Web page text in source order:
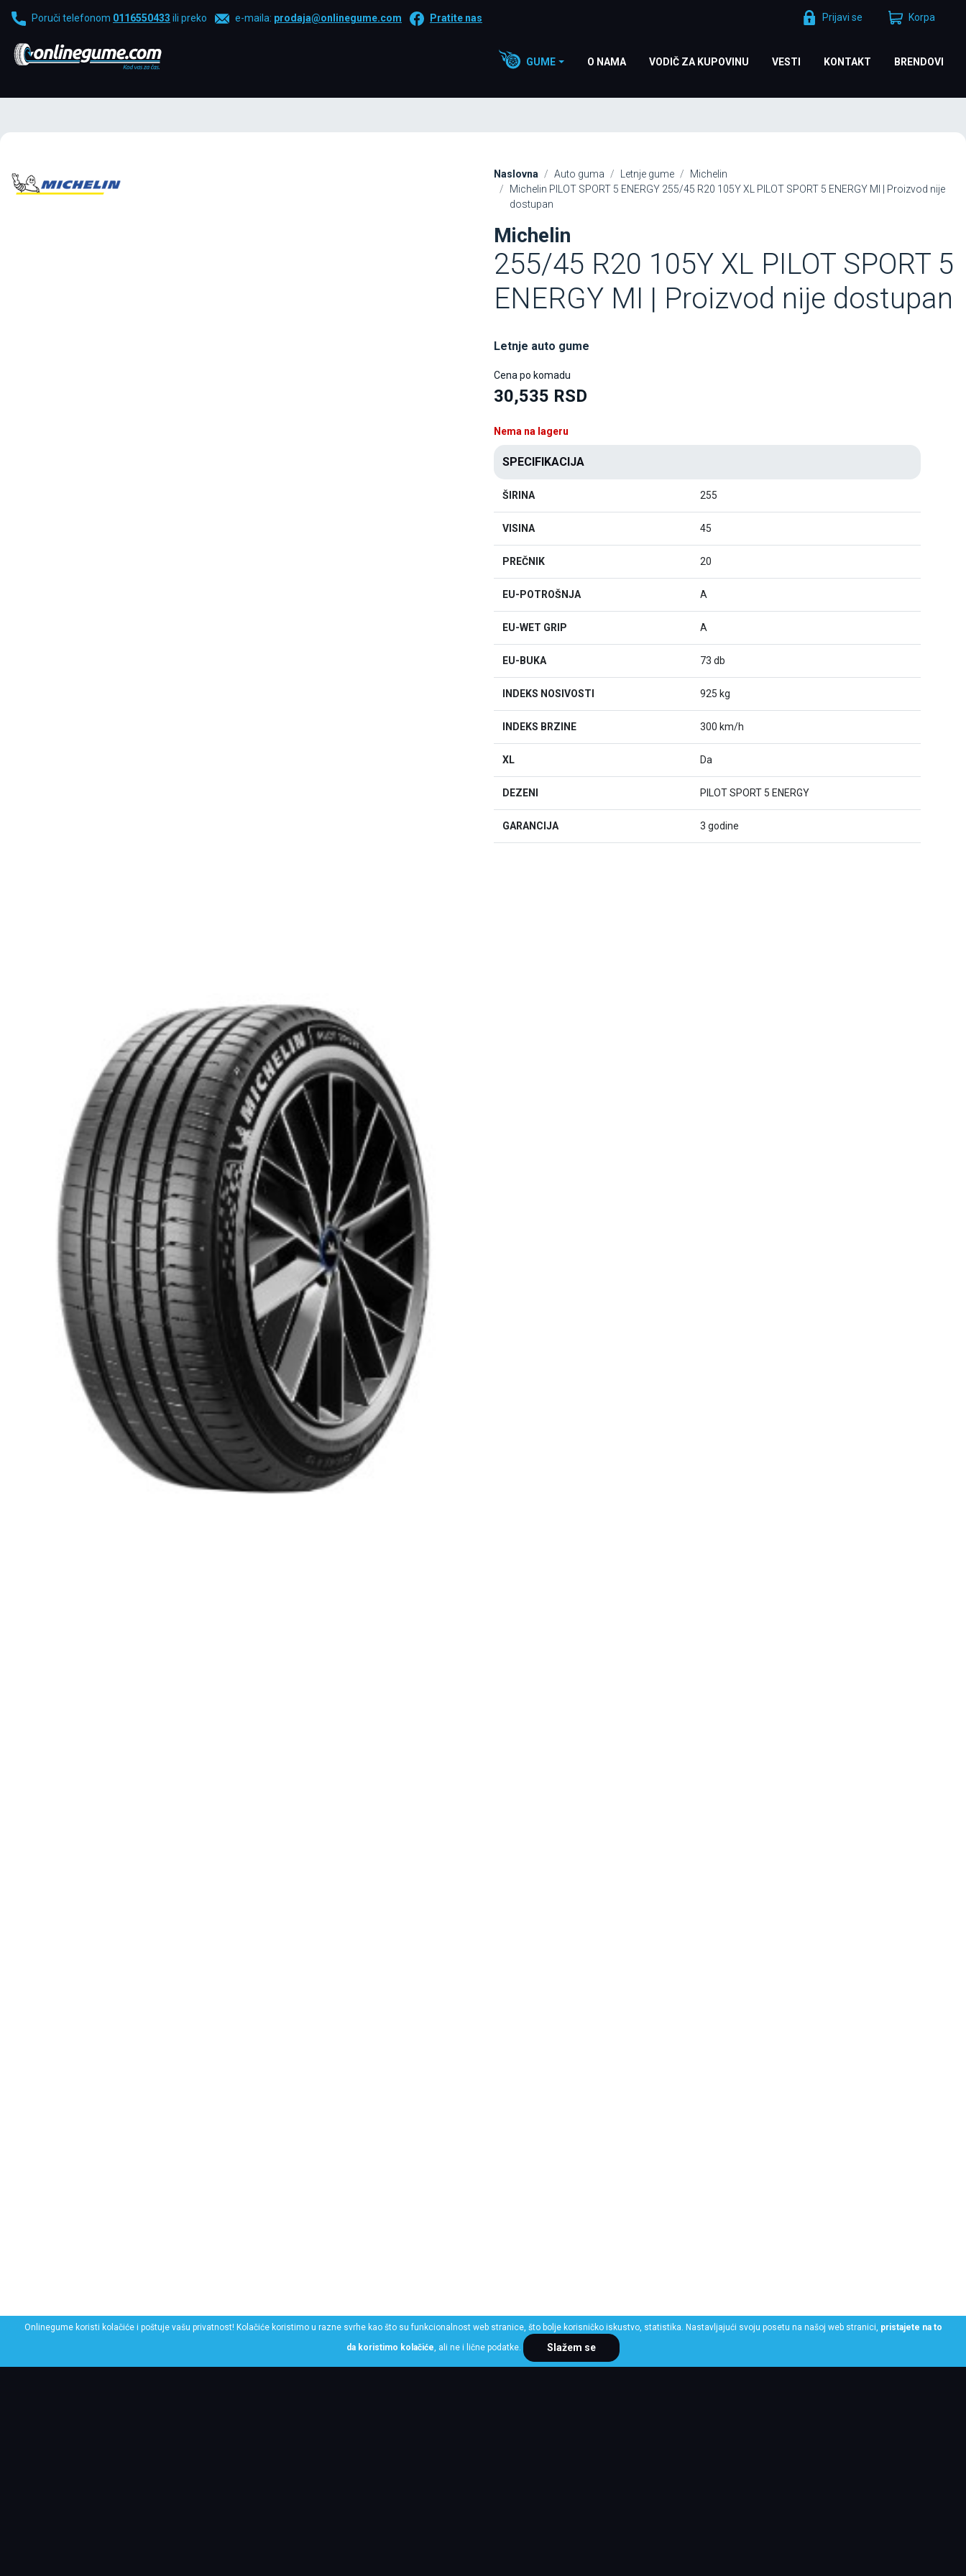
Poruči telefonom 0116550433 ili preko e-maila: prodaja@onlinegume.com Pratite nas Prijavi se Korpa
GUME O NAMA VODIČ ZA KUPOVINU VESTI KONTAKT BRENDOVI
Naslovna Auto guma Letnje gume
Michelin
Michelin PILOT SPORT 5 ENERGY 255/45 R20 105Y XL PILOT SPORT 5 ENERGY MI | Proizvod nije
dostupan
Michelin
255/45 R20 105Y XL PILOT SPORT 5
ENERGY MI | Proizvod nije dostupan
Letnje auto gume
Cena po komadu
30,535 RSD
Nema na lageru
SPECIFIKACIJA
ŠIRINA 255
VISINA 45
PREČNIK 20
EU-POTROŠNJA A
EU-WET GRIP A
EU-BUKA 73 db
INDEKS NOSIVOSTI 925 kg
INDEKS BRZINE 300 km/h
XL Da
DEZENI PILOT SPORT 5 ENERGY
GARANCIJA 3 godine
Onlinegume koristi kolačiće i poštuje vašu privatnost! Kolačiće koristimo u razne svrhe kao što su funkcionalnost web stranice, što bolje korisničko iskustvo, statistika. Nastavljajući svoju posetu na našoj web stranici, pristajete na to
da koristimo kolačiće , ali ne i lične podatke. Slažem se